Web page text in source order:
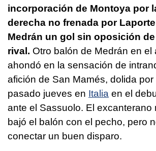
incorporación de Montoya por
derecha no frenada por
Medrán un gol sin oposición
rival. Otro balón de Medrán en el
ahondó en la sensación de
afición de San Mamés, dolida por
pasado jueves en Italia en el
ante el Sassuolo. El excanterano
bajó el balón con el pecho, pero
conectar un buen disparo.